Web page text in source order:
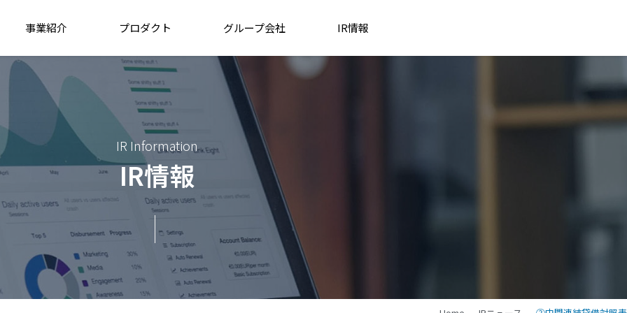
事業紹介 プロダクト グループ会社 IR情報
IR Information
IR情報